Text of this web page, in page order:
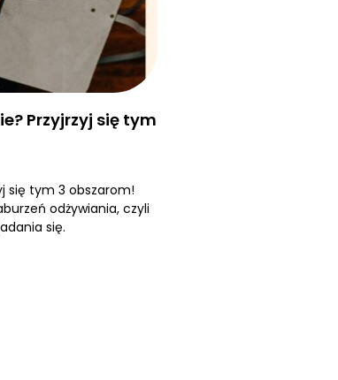
Przyjrzyj się tym
się tym 3 obszarom!
odżywiania, czyli
się.